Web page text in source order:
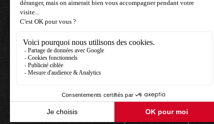
+33 3 21 85 06 40
Nos
Nous vous proposons un grand
des produits du terroir pour